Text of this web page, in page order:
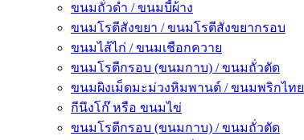
ขนมถั่วดำ / ขนมบี้ผ้าง
ขนมโรตีสังขยา / ขนมโรตีสังขยากรอบ
ขนมไส้ไก่ / ขนมเชือกควาย
ขนมโรตีกรอบ (ขนมกาบ) / ขนมถั่วตัด
ขนมผิงเม็ดมะม่วงหิมพานต์ / ขนมพริกไทย
กีนึงโก๊ หรือ ขนมไข่
ขนมโรตีกรอบ (ขนมกาบ) / ขนมถั่วตัด